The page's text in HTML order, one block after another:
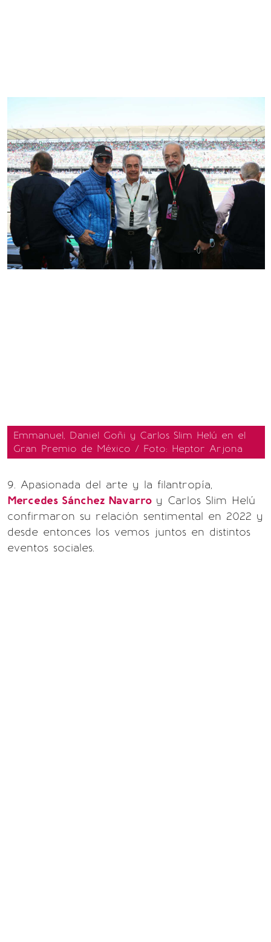
Emmanuel, Daniel Goñi y Carlos Slim Helú en el
Gran Premio de México / Foto: Heptor Arjona
9. Apasionada del arte y la filantropía,
Mercedes Sánchez Navarro y Carlos Slim Helú
confirmaron su relación sentimental en 2022 y
desde entonces los vemos juntos en distintos
eventos sociales.